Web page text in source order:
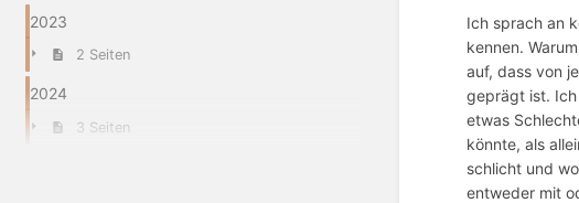
2023
2 Seiten
2024
3 Seiten
Ich sprach an
kennen.
auf, dass von
geprägt ist.
etwas
könnte, als
schlicht und
entweder mit